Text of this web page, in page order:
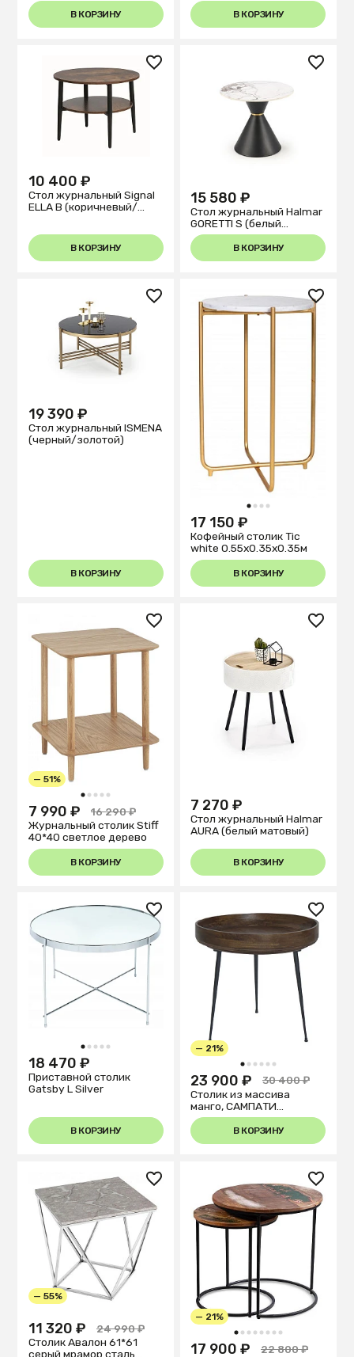
В КОРЗИНУ В КОРЗИНУ
10 400 ₽
Стол журнальный Signal
ELLA B (коричневый/
В КОРЗИНУ
15 580 ₽
Стол журнальный Halmar
GORETTI S (белый
мрамор/черный)
В КОРЗИНУ
19 390 ₽
Стол журнальный ISMENA
(черный/золотой)
В КОРЗИНУ
1 2 3 4
17 150 ₽
Кофейный столик Tic
white 0.55x0.35x0.35м
В КОРЗИНУ
1 2 3 4 5
— 51%
7 990 ₽
16 290 ₽
Журнальный столик Stiff
40*40 светлое дерево
В КОРЗИНУ
7 270 ₽
Стол журнальный Halmar
AURA (белый матовый)
В КОРЗИНУ
1 2 3 4 5
18 470 ₽
Приставной столик
Gatsby L Silver
В КОРЗИНУ
1 2 3 4 5 6
— 21%
23 900 ₽
30 400 ₽
Столик из массива
манго, САМПАТИ
Шоколад
В КОРЗИНУ
— 55%
11 320 ₽
24 990 ₽
Столик Авалон 61*61
серый мрамор сталь
1 2 3 4 5 6 7 8
— 21%
17 900 ₽
22 800 ₽